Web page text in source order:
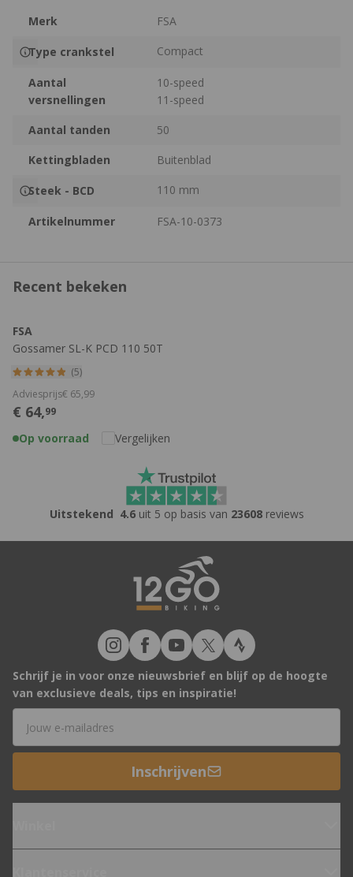
Merk FSA
Type crankstel Compact
Aantal
versnellingen
10-speed
11-speed
Aantal tanden
50
Kettingbladen
Buitenblad
Steek - BCD 110 mm
Artikelnummer FSA-10-0373
Recent bekeken
FSA
Gossamer SL-K PCD 110 50T
Kettingblad
(5)
€ 64,99
Adviesprijs€ 65,99
Op voorraad Vergelijken
Uitstekend 4.6uit 5 op basis van 23608reviews
Schrijf je in voor onze nieuwsbrief en blijf op de hoogte
van exclusieve deals, tips en inspiratie!
Inschrijven